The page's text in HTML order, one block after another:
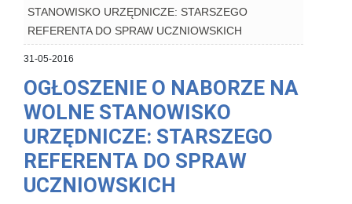
STANOWISKO URZĘDNICZE: STARSZEGO
REFERENTA DO SPRAW UCZNIOWSKICH
31-05-2016
OGŁOSZENIE O NABORZE NA
WOLNE STANOWISKO
URZĘDNICZE: STARSZEGO
REFERENTA DO SPRAW
UCZNIOWSKICH